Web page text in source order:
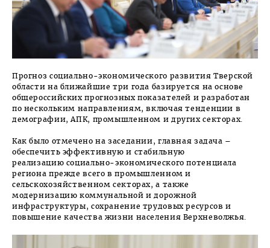
Прогноз социально-экономического развития Тверской
области на ближайшие три года базируется на основе
общероссийских прогнозных показателей и разработан
по нескольким направлениям, включая тенденции в
демографии, АПК, промышленном и других секторах.
Как было отмечено на заседании, главная задача –
обеспечить эффективную и стабильную
реализацию социально-экономического потенциала
региона прежде всего в промышленном и
сельскохозяйственном секторах, а также
модернизацию коммунальной и дорожной
инфраструктуры, сохранение трудовых ресурсов и
повышение качества жизни населения Верхневолжья.